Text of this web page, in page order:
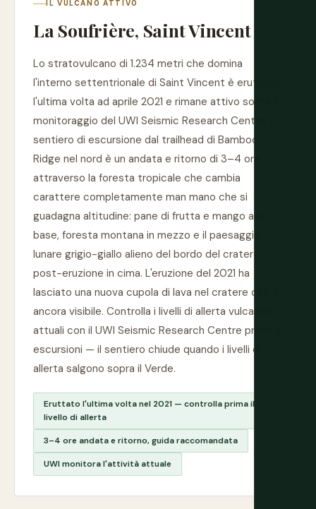
IL VULCANO ATTIVO
La Soufrière, Saint Vincent
Lo stratovulcano di 1.234 metri che domina
l'interno settentrionale di Saint Vincent è eruttato
l'ultima volta ad aprile 2021 e rimane attivo sotto il
monitoraggio del UWI Seismic Research Centre. Il
sentiero di escursione dal trailhead di Bamboo
Ridge nel nord è un andata e ritorno di 3–4 ore
attraverso la foresta tropicale che cambia
carattere completamente man mano che si
guadagna altitudine: pane di frutta e mango alla
base, foresta montana in mezzo e il paesaggio
lunare grigio-giallo alieno del bordo del cratere
post-eruzione in cima. L'eruzione del 2021 ha
lasciato una nuova cupola di lava nel cratere che è
ancora visibile. Controlla i livelli di allerta vulcanica
attuali con il UWI Seismic Research Centre prima di
escursioni — il sentiero chiude quando i livelli di
allerta salgono sopra il Verde.
Eruttato l'ultima volta nel 2021 — controlla prima il
livello di allerta
3–4 ore andata e ritorno, guida raccomandata
UWI monitora l'attività attuale